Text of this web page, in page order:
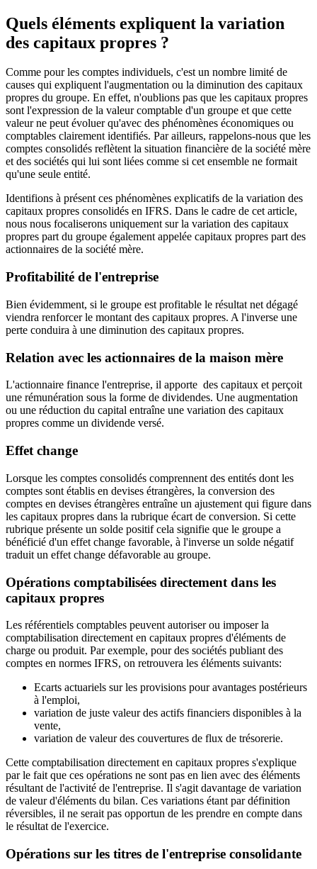
Quels éléments expliquent la variation
des capitaux propres ?
Comme pour les comptes individuels, c'est un nombre limité de
causes qui expliquent l'augmentation ou la diminution des capitaux
propres du groupe. En effet, n'oublions pas que les capitaux propres
sont l'expression de la valeur comptable d'un groupe et que cette
valeur ne peut évoluer qu'avec des phénomènes économiques ou
comptables clairement identifiés. Par ailleurs, rappelons-nous que les
comptes consolidés reflètent la situation financière de la société mère
et des sociétés qui lui sont liées comme si cet ensemble ne formait
qu'une seule entité.
Identifions à présent ces phénomènes explicatifs de la variation des
capitaux propres consolidés en IFRS. Dans le cadre de cet article,
nous nous focaliserons uniquement sur la variation des capitaux
propres part du groupe également appelée capitaux propres part des
actionnaires de la société mère.
Profitabilité de l'entreprise
Bien évidemment, si le groupe est profitable le résultat net dégagé
viendra renforcer le montant des capitaux propres. A l'inverse une
perte conduira à une diminution des capitaux propres.
Relation avec les actionnaires de la maison mère
L'actionnaire finance l'entreprise, il apporte des capitaux et perçoit
une rémunération sous la forme de dividendes. Une augmentation
ou une réduction du capital entraîne une variation des capitaux
propres comme un dividende versé.
Effet change
Lorsque les comptes consolidés comprennent des entités dont les
comptes sont établis en devises étrangères, la conversion des
comptes en devises étrangères entraîne un ajustement qui figure dans
les capitaux propres dans la rubrique écart de conversion. Si cette
rubrique présente un solde positif cela signifie que le groupe a
bénéficié d'un effet change favorable, à l'inverse un solde négatif
traduit un effet change défavorable au groupe.
Opérations comptabilisées directement dans les
capitaux propres
Les référentiels comptables peuvent autoriser ou imposer la
comptabilisation directement en capitaux propres d'éléments de
charge ou produit. Par exemple, pour des sociétés publiant des
comptes en normes IFRS, on retrouvera les éléments suivants:
Ecarts actuariels sur les provisions pour avantages postérieurs
à l'emploi,
variation de juste valeur des actifs financiers disponibles à la
vente,
variation de valeur des couvertures de flux de trésorerie.
Cette comptabilisation directement en capitaux propres s'explique
par le fait que ces opérations ne sont pas en lien avec des éléments
résultant de l'activité de l'entreprise. Il s'agit davantage de variation
de valeur d'éléments du bilan. Ces variations étant par définition
réversibles, il ne serait pas opportun de les prendre en compte dans
le résultat de l'exercice.
Opérations sur les titres de l'entreprise consolidante